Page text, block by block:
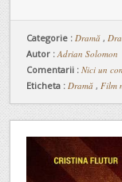
Categorie : Dramă ,
Autor : Adrian Solomon
Comentarii : Nici un
Eticheta : Dramă , Film